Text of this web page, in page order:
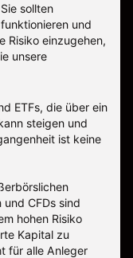
Sie sollten
und
Risiko einzugehen,
unsere
ETFs, die über ein
steigen und
ist keine
CFDs sind
hohen Risiko
Kapital zu
für alle Anleger